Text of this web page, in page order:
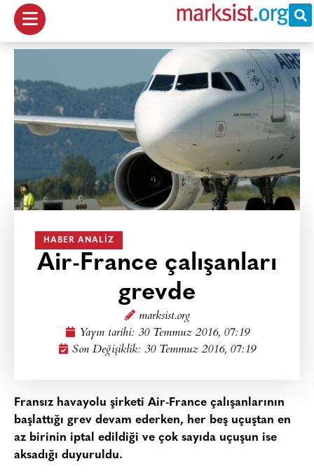
HABER ANALIZ
Air-France çalışanları
grevde
marksist.org
Yayın tarihi: 30 Temmuz 2016, 07:19
Son Değişiklik: 30 Temmuz 2016, 07:19
Fransız havayolu şirketi Air-France çalışanlarının
başlattığı grev devam ederken, her beş uçuştan en
az birinin iptal edildiği ve çok sayıda uçuşun ise
aksadığı duyuruldu.